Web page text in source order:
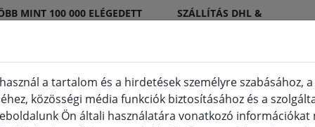
MINT 100 000 ELÉGEDETT
SZÁLLÍTÁS DHL &
beltéri és kültéri
Konyha és élelmiszer
a tartalom és a hirdetések személyre szabásához,
közösségi média funkciók biztosításához és a
Ön általi használatára vonatkozó információkat